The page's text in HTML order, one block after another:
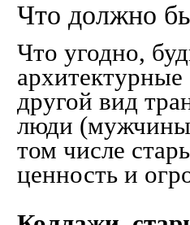
Что должно
Что угодно,
другой вид
люди
том числе
ценность и